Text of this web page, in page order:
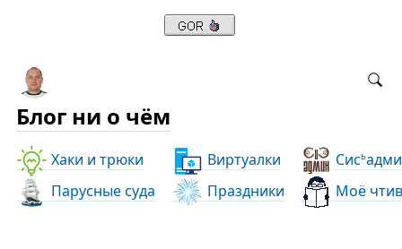
Блог ни о чём
Хаки и трюки Виртуалки Сись
Парусные суда
Праздники Моё